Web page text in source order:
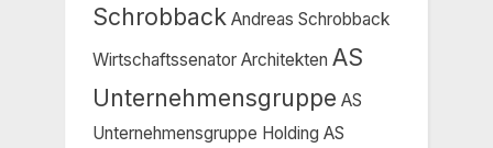
Schrobback Andreas Schrobback
Wirtschaftssenator Architekten AS
Unternehmensgruppe AS
Unternehmensgruppe Holding AS